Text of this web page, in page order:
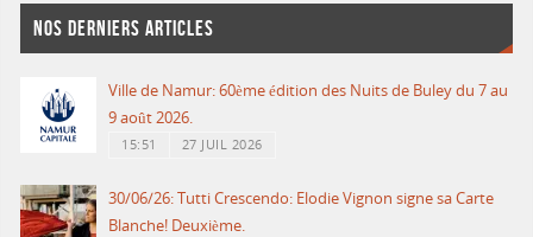
NOS DERNIERS ARTICLES
Ville de Namur: 60ème édition des Nuits de Buley du 7 au
9 août 2026.
15:51 27 JUIL 2026
30/06/26: Tutti Crescendo: Elodie Vignon signe sa Carte
Blanche! Deuxième.